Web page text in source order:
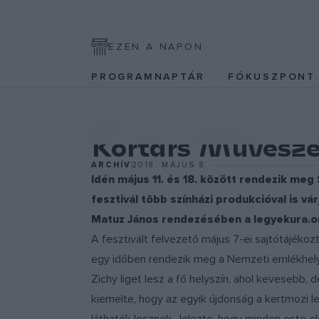
EZEN A NAPON
PROGRAMNAPTÁR FÓKUSZPONT
Kortárs
ARCHÍV2018. MÁJUS 8.
Idén május 11. és 18. között rendezik
fesztivál több színházi produkcióval is
Matuz János rendezésében a
A fesztivált felvezető május 7-ei
egy időben rendezik meg a Nemzeti
Zichy liget lesz a fő helyszín, ahol kevesebb,
kiemelte, hogy az egyik újdonság a kertmozi